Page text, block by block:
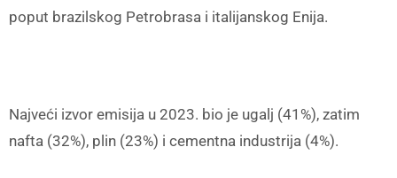
poput brazilskog Petrobrasa i italijanskog Enija.
Najveći izvor emisija u 2023. bio je ugalj (41%), zatim
nafta (32%), plin (23%) i cementna industrija (4%).